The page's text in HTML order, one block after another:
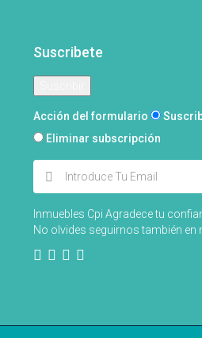
Suscribete
Acción del formulario
Eliminar subscripción
Inmuebles Cpi Agradece tu
No olvides seguirnos también en